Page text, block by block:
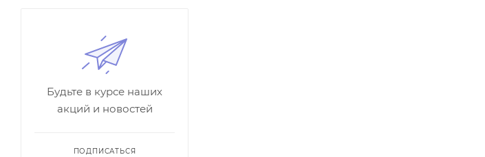
Будьте в курсе наших
акций и новостей
ПОДПИСАТЬСЯ